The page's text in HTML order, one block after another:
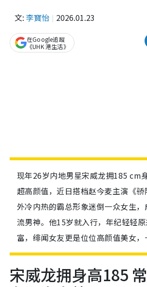
文: 李寶怡 2026.01.23
在Google追蹤
《UHK 港生活》
现年26岁内地男星宋威龙拥185 cm
超高颜值，近日搭档赵今麦主演《骄
外冷内热的霸总形象迷倒一众女生，
流男神。他15岁就入行，年纪轻轻
富，绯闻女友更是位位高颜值美女，
宋威龙拥身高185